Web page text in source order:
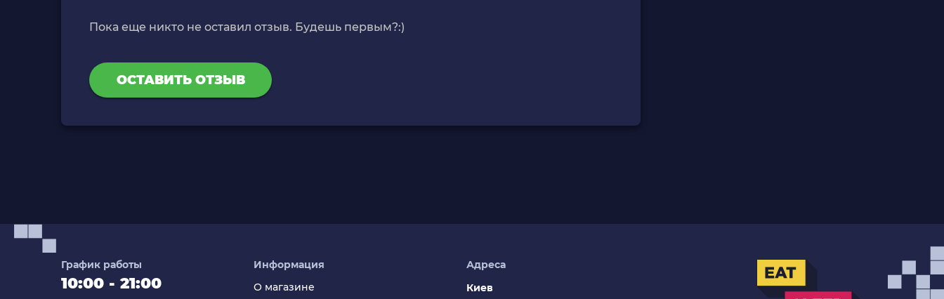
Пока еще никто не оставил отзыв. Будешь первым?:)
ОСТАВИТЬ ОТЗЫВ
График работы
10:00 - 21:00
Информация
О магазине
Адреса
Киев